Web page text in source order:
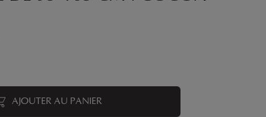
AJOUTER AU PANIER